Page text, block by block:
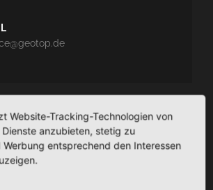
und Architekturvermessung - CAD-
- Dokumentation
Website-Tracking-Technologien von
anzubieten, stetig zu
entsprechend den Interessen